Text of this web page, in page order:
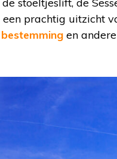
prachtig uitzicht
en